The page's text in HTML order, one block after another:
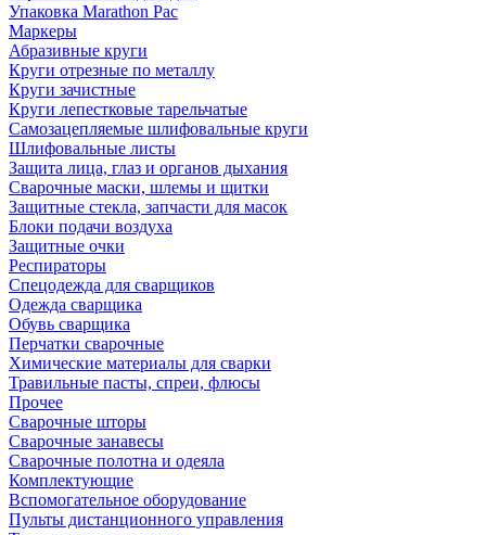
Упаковка Marathon Pac
Маркеры
Абразивные круги
Круги отрезные по металлу
Круги зачистные
Круги лепестковые тарельчатые
Самозацепляемые шлифовальные круги
Шлифовальные листы
Защита лица, глаз и органов дыхания
Сварочные маски, шлемы и щитки
Защитные стекла, запчасти для масок
Блоки подачи воздуха
Защитные очки
Респираторы
Спецодежда для сварщиков
Одежда сварщика
Обувь сварщика
Перчатки сварочные
Химические материалы для сварки
Травильные пасты, спреи, флюсы
Прочее
Сварочные шторы
Сварочные занавесы
Сварочные полотна и одеяла
Комплектующие
Вспомогательное оборудование
Пульты дистанционного управления